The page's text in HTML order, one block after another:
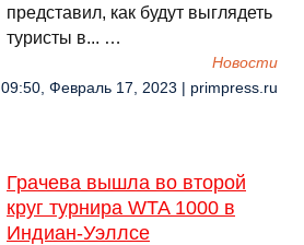
представил, как будут выглядеть
туристы в... …
Новости
09:50, Февраль 17, 2023 | primpress.ru
Грачева вышла во второй
круг турнира WTA 1000 в
Индиан-Уэллсе